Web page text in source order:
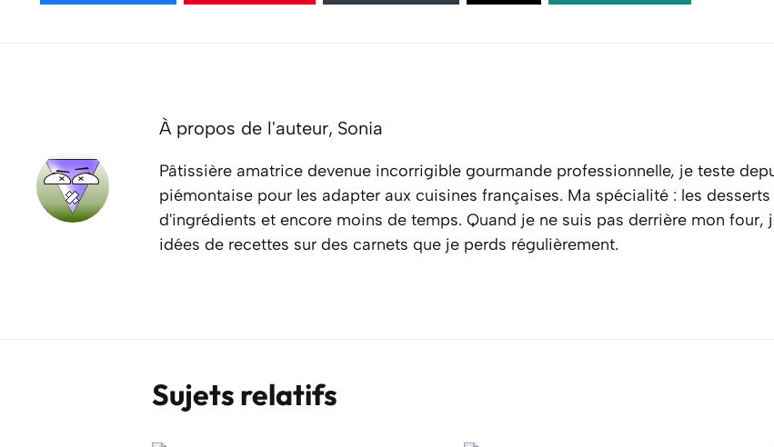
À propos de l'auteur, Sonia
Pâtissière amatrice devenue incorrigible gourmande professionnelle, je teste
piémontaise pour les adapter aux cuisines françaises. Ma spécialité : les
d'ingrédients et encore moins de temps. Quand je ne suis pas derrière mon
idées de recettes sur des carnets que je perds régulièrement.
Sujets relatifs